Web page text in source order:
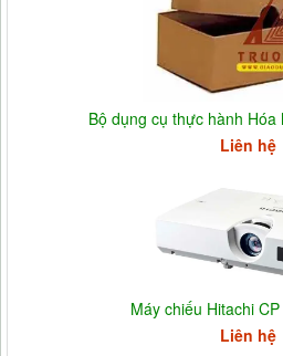
Bộ dụng cụ thực hành Hóa
Liên hệ
Máy chiếu Hitachi
Liên hệ